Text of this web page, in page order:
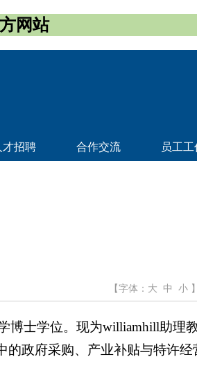
网站
才招聘 合作交流 员工工
【字体： 大 中 小 】
博士学位。现为williamhill助理
政府采购、产业补贴与特许经